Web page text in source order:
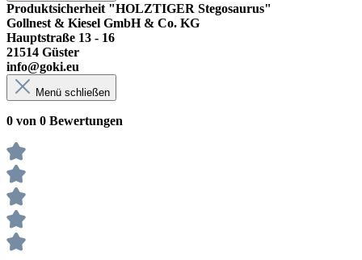
Produktsicherheit "HOLZTIGER Stegosaurus"
Gollnest & Kiesel GmbH & Co. KG
Hauptstraße 13 - 16
21514 Güster
info@goki.eu
Menü schließen
0 von 0 Bewertungen